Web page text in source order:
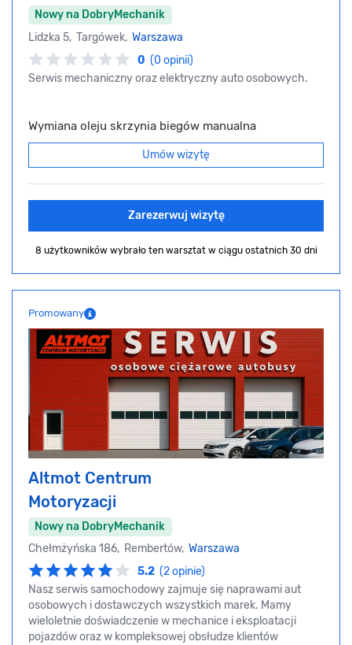
Nowy na DobryMechanik
Lidzka 5, Targówek, Warszawa
0 (0 opinii)
Serwis mechaniczny oraz elektryczny auto osobowych.
Wymiana oleju skrzynia biegów manualna
Umów wizytę
Zarezerwuj wizytę
8 użytkowników wybrało ten warsztat w ciągu ostatnich 30 dni
Promowany
Altmot Centrum
Motoryzacji
Nowy na DobryMechanik
Chełmżyńska 186, Rembertów, Warszawa
5.2 (2 opinie)
Nasz serwis samochodowy zajmuje się naprawami aut
osobowych i dostawczych wszystkich marek. Mamy
wieloletnie doświadczenie w mechanice i eksploatacji
pojazdów oraz w kompleksowej obsłudze klientów